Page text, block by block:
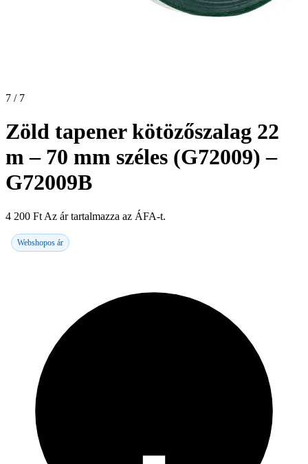
7 / 7
Zöld tapener kötözőszalag 22
m – 70 mm széles (G72009) –
G72009B
4 200 Ft Az ár tartalmazza az ÁFA-t.
Webshopos ár